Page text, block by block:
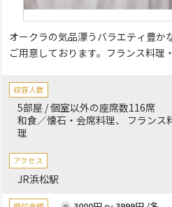
オークラの気品漂うバラエティ豊か
ご用意しております。フランス料理
応できるレストランを取り揃えてお
間とのお集まりなど、上質な時間を
収容人数
5部屋 / 個室以外の座席数116席
和食／懐石・会席料理
フランス
理
アクセス
JR浜松駅